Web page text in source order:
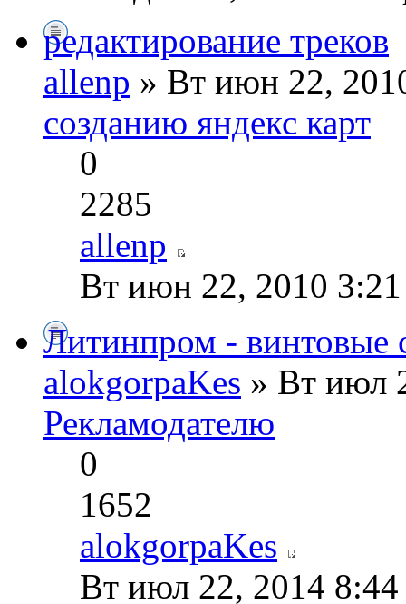
редактирование треков
allenp » Вт июн 22,
созданию яндекс карт
0
2285
allenp
Вт июн 22, 2010
Литинпром - винтовые
alokgorpaKes » Вт июл
Рекламодателю
0
1652
alokgorpaKes
Вт июл 22, 2014 8:44